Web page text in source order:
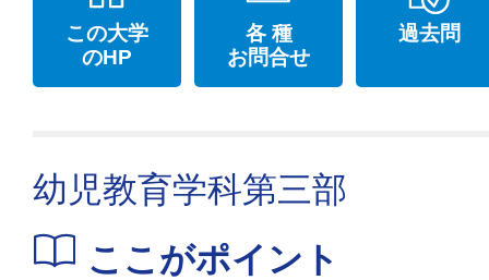
この大学
のHP
各 種
お問合せ
過去問
幼児教育学科第三部
ここがポイント